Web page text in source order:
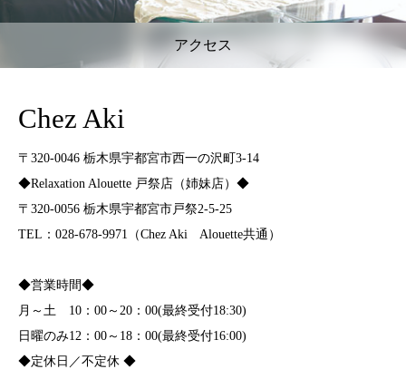
アクセス
Chez Aki
〒320-0046 栃木県宇都宮市西一の沢町3-14
◆Relaxation Alouette 戸祭店（姉妹店）◆
〒320-0056 栃木県宇都宮市戸祭2-5-25
TEL：028-678-9971（Chez Aki Alouette共通）
◆営業時間◆
月～土 10：00～20：00(最終受付18:30)
日曜のみ12：00～18：00(最終受付16:00)
◆定休日／不定休 ◆